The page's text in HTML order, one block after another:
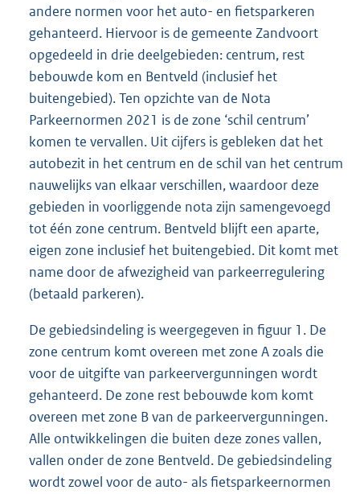
andere normen voor het auto- en fietsparkeren
gehanteerd. Hiervoor is de gemeente Zandvoort
opgedeeld in drie deelgebieden: centrum, rest
bebouwde kom en Bentveld (inclusief het
buitengebied). Ten opzichte van de Nota
Parkeernormen 2021 is de zone ‘schil centrum’
komen te vervallen. Uit cijfers is gebleken dat het
autobezit in het centrum en de schil van het centrum
nauwelijks van elkaar verschillen, waardoor deze
gebieden in voorliggende nota zijn samengevoegd
tot één zone centrum. Bentveld blijft een aparte,
eigen zone inclusief het buitengebied. Dit komt met
name door de afwezigheid van parkeerregulering
(betaald parkeren).
De gebiedsindeling is weergegeven in figuur 1. De
zone centrum komt overeen met zone A zoals die
voor de uitgifte van parkeervergunningen wordt
gehanteerd. De zone rest bebouwde kom komt
overeen met zone B van de parkeervergunningen.
Alle ontwikkelingen die buiten deze zones vallen,
vallen onder de zone Bentveld. De gebiedsindeling
wordt zowel voor de auto- als fietsparkeernormen